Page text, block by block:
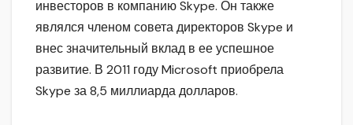
инвесторов в компанию Skype. Он также
являлся членом совета директоров Skype и
внес значительный вклад в ее успешное
развитие. В 2011 году Microsoft приобрела
Skype за 8,5 миллиарда долларов.